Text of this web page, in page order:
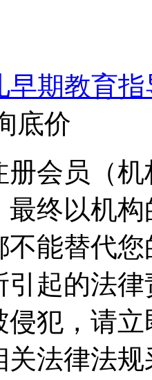
早期教育指
底价
册会员（
最终以机
不能替代
引起的法
侵犯，请
关法律法